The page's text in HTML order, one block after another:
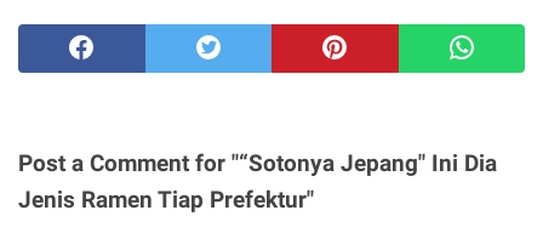
Post a Comment for "“Sotonya Jepang" Ini Dia
Jenis Ramen Tiap Prefektur"